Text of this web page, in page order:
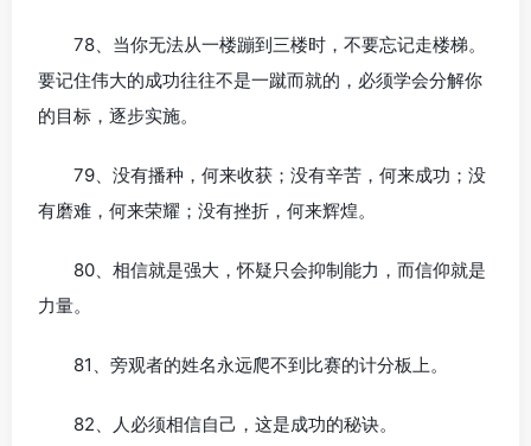
78、当你无法从一楼蹦到三楼时，不要忘记走楼梯。
要记住伟大的成功往往不是一蹴而就的，必须学会分解你
的目标，逐步实施。
79、没有播种，何来收获；没有辛苦，何来成功；没
有磨难，何来荣耀；没有挫折，何来辉煌。
80、相信就是强大，怀疑只会抑制能力，而信仰就是
力量。
81、旁观者的姓名永远爬不到比赛的计分板上。
82、人必须相信自己，这是成功的秘诀。